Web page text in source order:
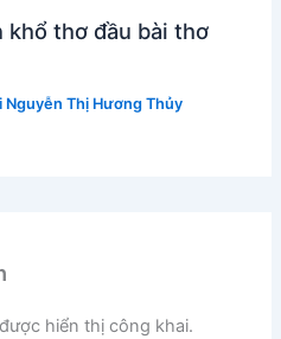
khổ thơ đầu bài thơ
Nguyễn Thị Hương Thủy
hiển thị công khai.